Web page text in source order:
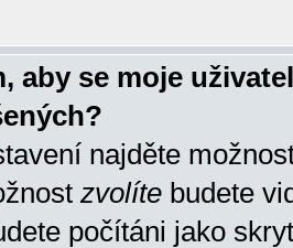
aby se moje
najděte
zvolíte budete
počítáni jako